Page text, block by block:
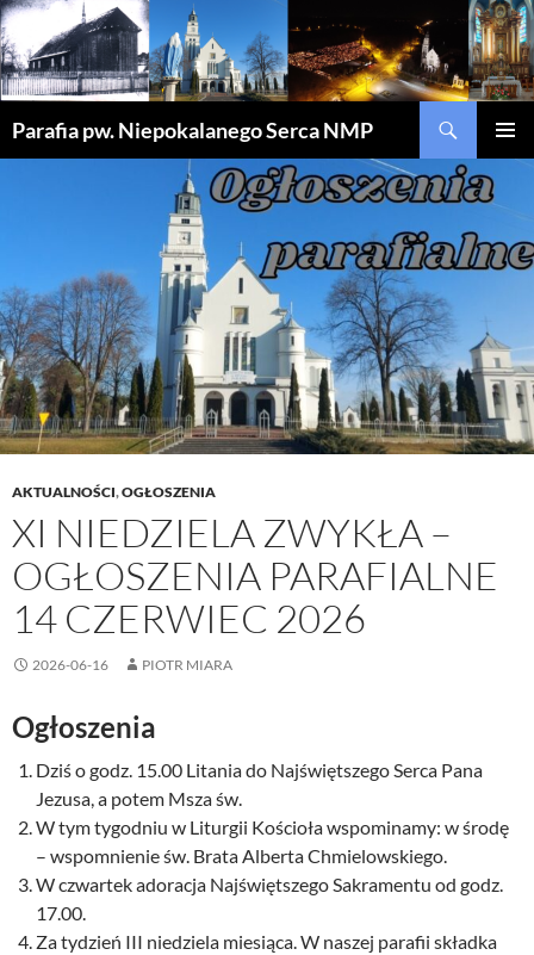
Parafia pw. Niepokalanego Serca NMP
AKTUALNOŚCI,OGŁOSZENIA
XI NIEDZIELA ZWYKŁA –
OGŁOSZENIA PARAFIALNE
14 CZERWIEC 2026
2026-06-16 PIOTR MIARA
Ogłoszenia
Dziś o godz. 15.00 Litania do Najświętszego Serca Pana
Jezusa, a potem Msza św.
W tym tygodniu w Liturgii Kościoła wspominamy: w środę
– wspomnienie św. Brata Alberta Chmielowskiego.
W czwartek adoracja Najświętszego Sakramentu od godz.
17.00.
Za tydzień III niedziela miesiąca. W naszej parafii składka